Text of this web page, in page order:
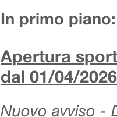
In primo piano:
Apertura
dal 01/04/2026
Nuovo avviso -